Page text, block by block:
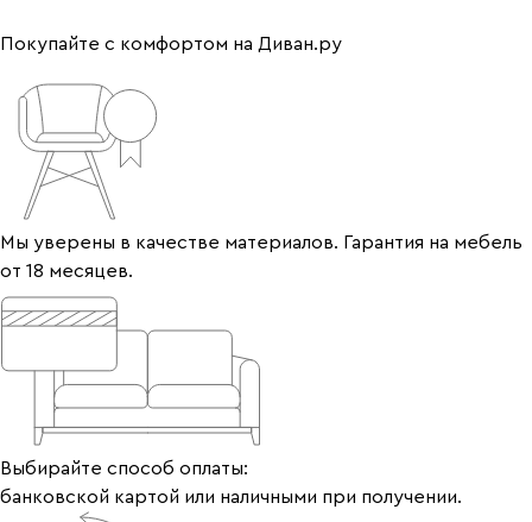
Покупайте с комфортом на Диван.ру
Мы уверены в качестве материалов. Гарантия на мебель
от 18 месяцев.
Выбирайте способ оплаты:
банковской картой или наличными при получении.